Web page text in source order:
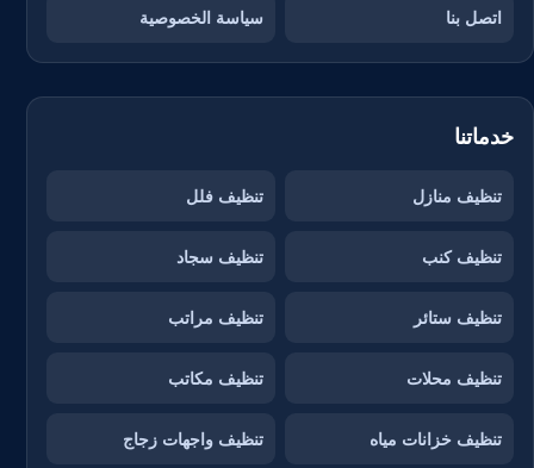
اتصل بنا سياسة الخصوصية
خدماتنا
تنظيف منازل تنظيف فلل
تنظيف كنب تنظيف سجاد
تنظيف ستائر تنظيف مراتب
تنظيف محلات تنظيف مكاتب
تنظيف خزانات مياه تنظيف واجهات زجاج